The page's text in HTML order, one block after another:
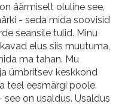
äärmiselt oluline see,
- seda mida soovisid
seansile tulid. Minu
elus siis muutuma,
ma tahan. Mu
ümbritsev keskkond
teel eesmärgi poole.
on usaldus. Usaldus